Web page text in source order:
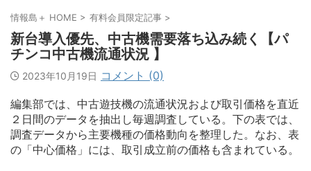
情報島＋ HOME > 有料会員限定記事 >
新台導入優先、中古機需要落ち込み続く【パ
チンコ中古機流通状況 】
2023年10月19日 コメント (0)
編集部では、中古遊技機の流通状況および取引価格を直近
２日間のデータを抽出し毎週調査している。下の表では、
調査データから主要機種の価格動向を整理した。なお、表
の「中心価格」には、取引成立前の価格も含まれている。